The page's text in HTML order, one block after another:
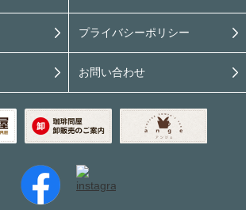
プライバシーポリシー
お問い合わせ